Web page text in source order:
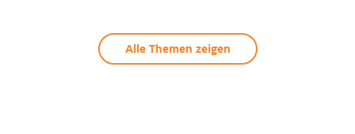
Alle Themen zeigen